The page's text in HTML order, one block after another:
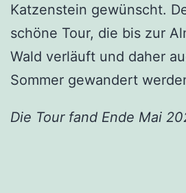
Katzenstein gewünscht.
schöne Tour, die bis zur
Wald verläuft und daher
Sommer gewandert
Die Tour fand Ende Mai